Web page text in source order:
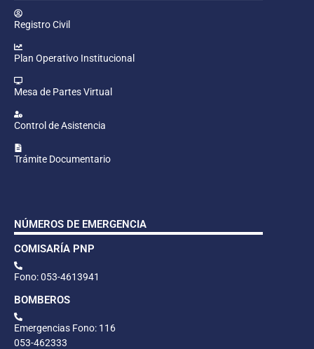
Registro Civil
Plan Operativo Institucional
Mesa de Partes Virtual
Control de Asistencia
Trámite Documentario
NÚMEROS DE EMERGENCIA
COMISARÍA PNP
Fono: 053-4613941
BOMBEROS
Emergencias Fono: 116
053-462333